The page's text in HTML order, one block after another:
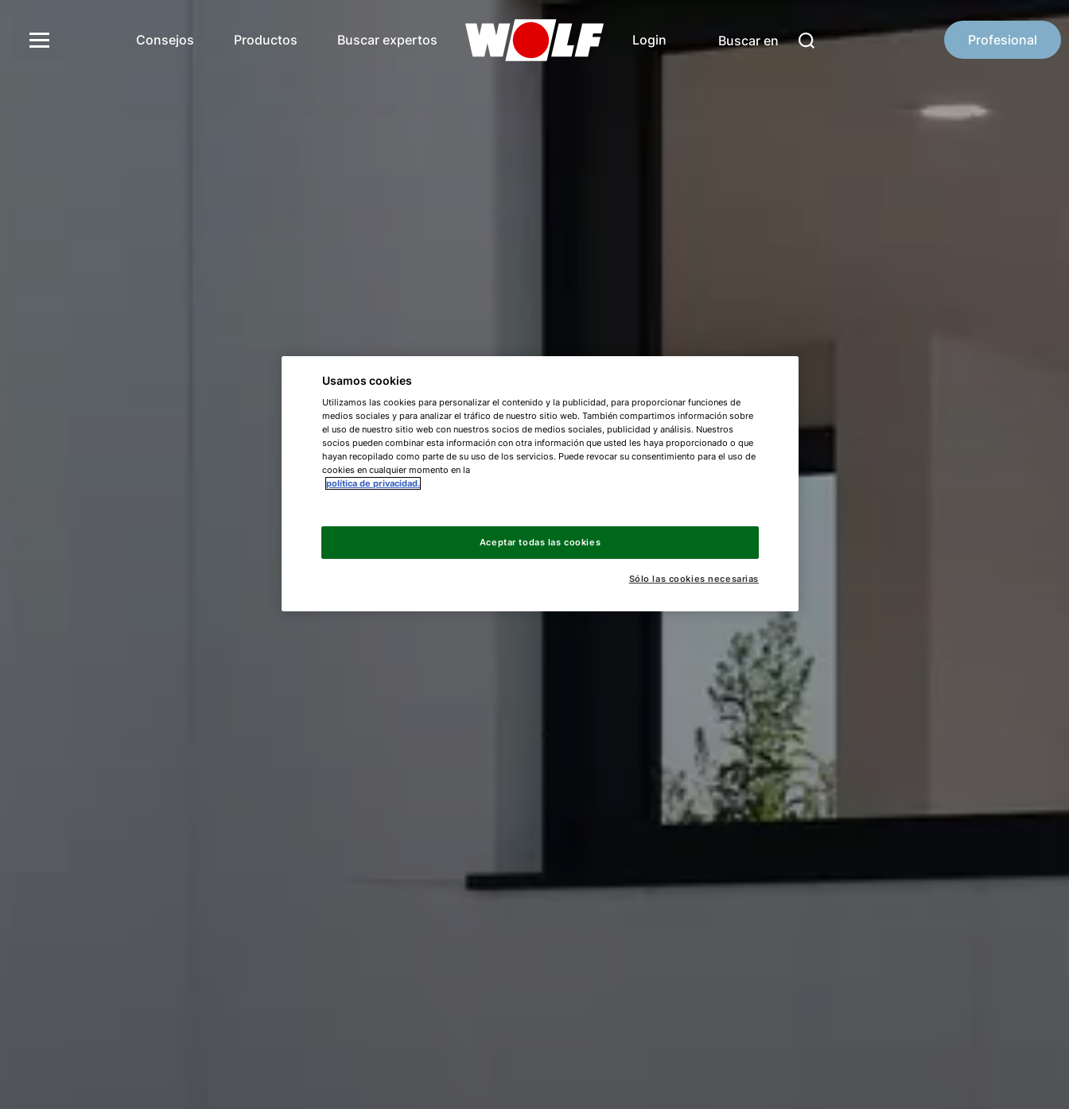
Consejos Productos Buscar expertos Login Buscar en Profesional
Usamos cookies
Utilizamos las cookies para personalizar el contenido y la publicidad, para proporcionar funciones de
medios sociales y para analizar el tráfico de nuestro sitio web. También compartimos información sobre
el uso de nuestro sitio web con nuestros socios de medios sociales, publicidad y análisis. Nuestros
socios pueden combinar esta información con otra información que usted les haya proporcionado o que
hayan recopilado como parte de su uso de los servicios. Puede revocar su consentimiento para el uso de
cookies en cualquier momento en la
política de privacidad.
Sólo las cookies necesarias
Aceptar todas las cookies